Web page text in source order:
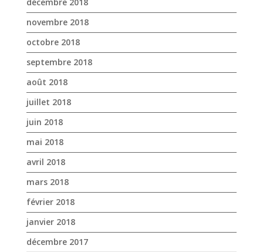
juillet 2018
juin 2018
mai 2018
avril 2018
mars 2018
février 2018
janvier 2018
décembre 2017
novembre 2017
octobre 2017
avril 2017